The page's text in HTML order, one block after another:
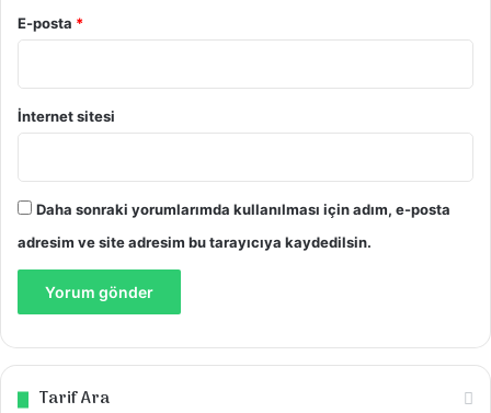
E-posta *
İnternet sitesi
Daha sonraki yorumlarımda kullanılması için adım, e-posta
adresim ve site adresim bu tarayıcıya kaydedilsin.
Tarif Ara